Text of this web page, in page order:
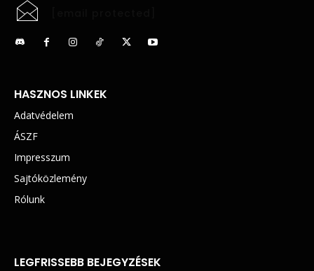
HASZNOS LINKEK
Adatvédelem
ÁSZF
Impresszum
Sajtóközlemény
Rólunk
LEGFRISSEBB BEJEGYZÉSEK